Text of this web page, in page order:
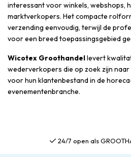
interessant voor winkels, webshops,
marktverkopers. Het compacte
verzending eenvoudig, terwijl de
voor een breed toepassingsgebied
Wicotex Groothandellevert
wederverkopers die op zoek zijn
voor hun klantenbestand in de
evenementenbranche.
24/7 open als